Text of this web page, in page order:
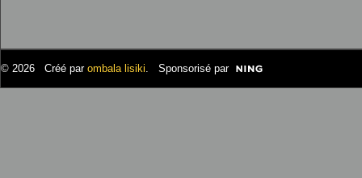
© 2026 Créé par ombala lisiki. Sponsorisé par